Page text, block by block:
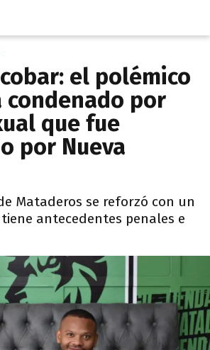
el polémico
por
que fue
por Nueva
Mataderos se reforzó con un
antecedentes penales e